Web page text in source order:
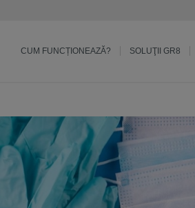
CUM FUNCȚIONEAZĂ? SOLUŢII GR8